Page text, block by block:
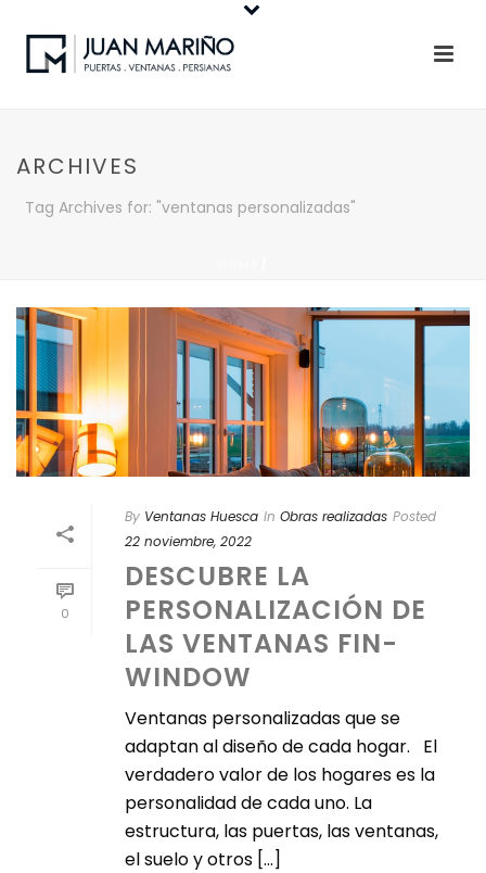
ARCHIVES
Tag Archives for: "ventanas personalizadas"
0
By Ventanas Huesca In Obras realizadas Posted
22 noviembre, 2022
DESCUBRE LA
PERSONALIZACIÓN DE
LAS VENTANAS FIN-
WINDOW
Ventanas personalizadas que se
adaptan al diseño de cada hogar. El
verdadero valor de los hogares es la
personalidad de cada uno. La
estructura, las puertas, las ventanas,
el suelo y otros [...]